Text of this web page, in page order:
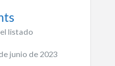
listado
junio de 2023